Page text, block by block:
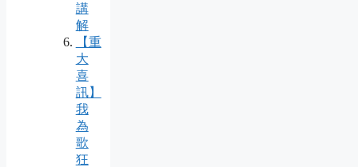
講
解
【重
大
喜
訊】
我
為
歌
狂